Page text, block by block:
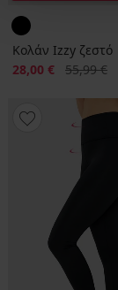
Κολάν Izzy ζεστό
Έκπτωση
28,00 € Αρχική
55,99 €